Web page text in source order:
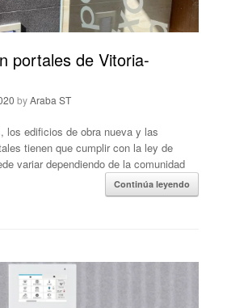
portales de Vitoria-
byAraba ST
los edificios de obra nueva y las
tienen que cumplir con la ley de
variar dependiendo de la comunidad
Continúa leyendo